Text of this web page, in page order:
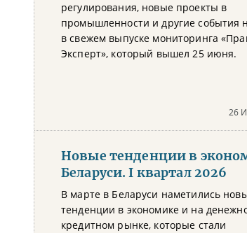
регулирования, новые проекты в
промышленности и другие события
в свежем выпуске мониторинга
Эксперт», который вышел 25 июня.
26
Новые тенденции в
Беларуси. I квартал 2026
В марте в Беларуси наметились
тенденции в экономике и на
кредитном рынке, которые стали